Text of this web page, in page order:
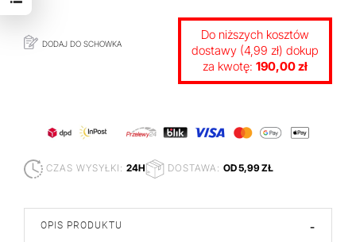
DODAJ DO SCHOWKA
Do niższych kosztów
dostawy (4,99 zł) dokup
za kwotę: 190,00 zł
CZAS WYSYŁKI: 24H DOSTAWA: OD 5,99 ZŁ
OPIS PRODUKTU -